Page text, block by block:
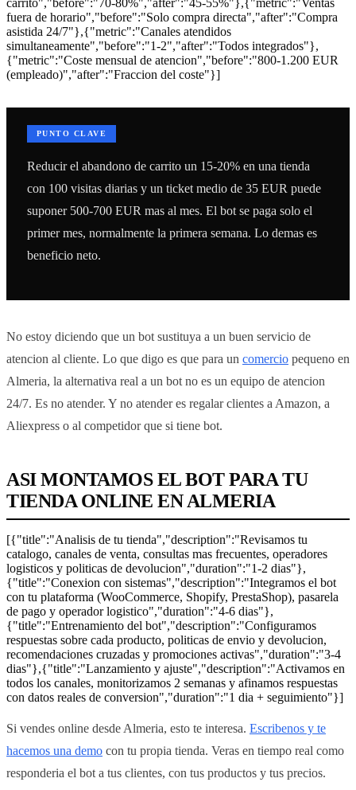
carrito","before":"70-80%","after":"45-55%"},{"metric":"Ventas
fuera de horario","before":"Solo compra directa","after":"Compra
asistida 24/7"},{"metric":"Canales atendidos
simultaneamente","before":"1-2","after":"Todos integrados"},
{"metric":"Coste mensual de atencion","before":"800-1.200 EUR
(empleado)","after":"Fraccion del coste"}]
PUNTO CLAVE
Reducir el abandono de carrito un 15-20% en una tienda
con 100 visitas diarias y un ticket medio de 35 EUR puede
suponer 500-700 EUR mas al mes. El bot se paga solo el
primer mes, normalmente la primera semana. Lo demas es
beneficio neto.
No estoy diciendo que un bot sustituya a un buen servicio de
atencion al cliente. Lo que digo es que para un comercio pequeno en
Almeria, la alternativa real a un bot no es un equipo de atencion
24/7. Es no atender. Y no atender es regalar clientes a Amazon, a
Aliexpress o al competidor que si tiene bot.
ASI MONTAMOS EL BOT PARA TU
TIENDA ONLINE EN ALMERIA
[{"title":"Analisis de tu tienda","description":"Revisamos tu
catalogo, canales de venta, consultas mas frecuentes, operadores
logisticos y politicas de devolucion","duration":"1-2 dias"},
{"title":"Conexion con sistemas","description":"Integramos el bot
con tu plataforma (WooCommerce, Shopify, PrestaShop), pasarela
de pago y operador logistico","duration":"4-6 dias"},
{"title":"Entrenamiento del bot","description":"Configuramos
respuestas sobre cada producto, politicas de envio y devolucion,
recomendaciones cruzadas y promociones activas","duration":"3-4
dias"},{"title":"Lanzamiento y ajuste","description":"Activamos en
todos los canales, monitorizamos 2 semanas y afinamos respuestas
con datos reales de conversion","duration":"1 dia + seguimiento"}]
Si vendes online desde Almeria, esto te interesa. Escribenos y te
hacemos una demo con tu propia tienda. Veras en tiempo real como
responderia el bot a tus clientes, con tus productos y tus precios.